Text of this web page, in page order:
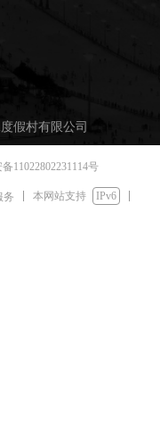
假村有限公司
11022802231114号
务 本网站支持
IPv6